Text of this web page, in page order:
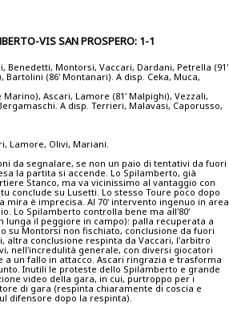
VIS SAN PROSPERO: 1-1
Benedetti, Montorsi, Vaccari, Dardani, Petrella (91'
Bartolini (86' Montanari). A disp. Ceka, Muca,
Marino), Ascari, Lamore (81' Malpighi), Vezzali,
A disp. Terrieri, Malavasi, Caporusso,
Lamore, Olivi, Mariani.
da segnalare, se non un paio di tentativi da fuori
la partita si accende. Lo Spilamberto, già
Stanco, ma va vicinissimo al vantaggio con
conclude su Lusetti. Lo stesso Toure poco dopo
mira è imprecisa. Al 70' intervento ingenuo in area
Lo Spilamberto controlla bene ma all'80'
il peggiore in campo): palla recuperata a
su Montorsi non fischiato, conclusione da fuori
altra conclusione respinta da Vaccari, l'arbitro
nell'incredulità generale, con diversi giocatori
un fallo in attacco. Ascari ringrazia e trasforma
Inutili le proteste dello Spilamberto e grande
video della gara, in cui, purtroppo per i
di gara (respinta chiaramente di coscia e
difensore dopo la respinta).